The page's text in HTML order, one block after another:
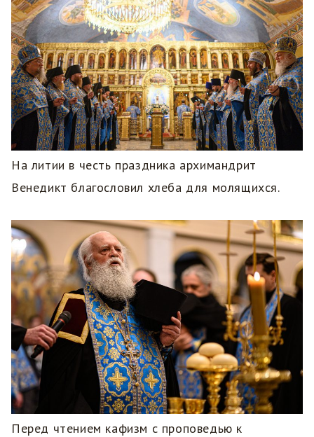
На литии в честь праздника архимандрит
Венедикт благословил хлеба для молящихся.
Перед чтением кафизм с проповедью к